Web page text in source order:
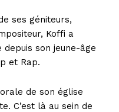
ses géniteurs,
Koffi a
depuis son jeune-âge
et Rap.
de son église
C’est là au sein de